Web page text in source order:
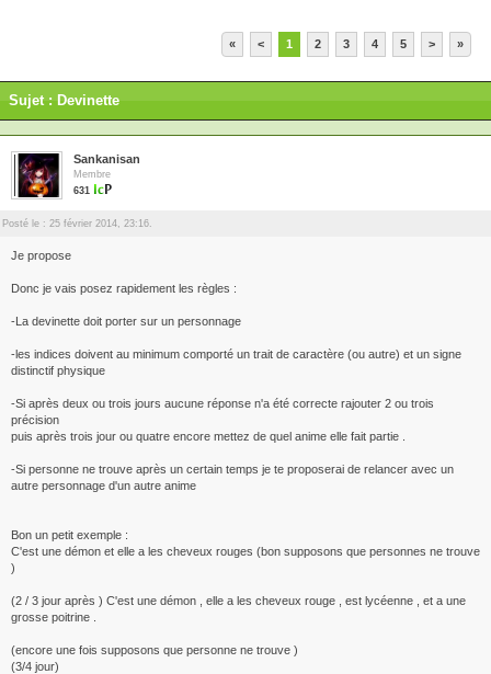
« < 1 2 3 4 5 > »
Sujet : Devinette
Sankanisan
Membre
631
Posté le : 25 février 2014, 23:16.
Je propose
Donc je vais posez rapidement les règles :
-La devinette doit porter sur un personnage
-les indices doivent au minimum comporté un trait de caractère (ou autre) et un signe
distinctif physique
-Si après deux ou trois jours aucune réponse n'a été correcte rajouter 2 ou trois
précision
puis après trois jour ou quatre encore mettez de quel anime elle fait partie .
-Si personne ne trouve après un certain temps je te proposerai de relancer avec un
autre personnage d'un autre anime
Bon un petit exemple :
C'est une démon et elle a les cheveux rouges (bon supposons que personnes ne trouve
)
(2 / 3 jour après ) C'est une démon , elle a les cheveux rouge , est lycéenne , et a une
grosse poitrine .
(encore une fois supposons que personne ne trouve )
(3/4 jour)